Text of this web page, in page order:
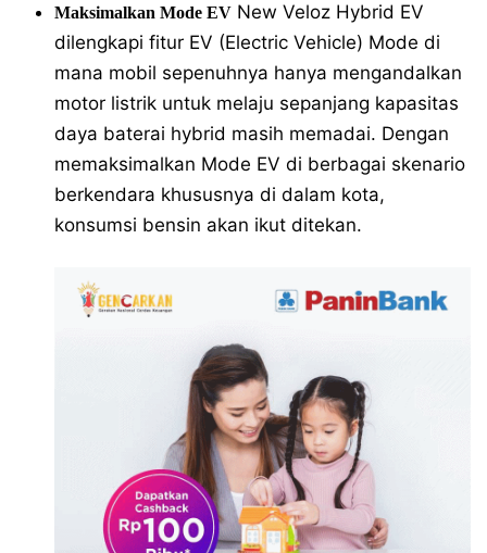
Maksimalkan Mode EV New Veloz Hybrid EV
dilengkapi fitur EV (Electric Vehicle) Mode di
mana mobil sepenuhnya hanya mengandalkan
motor listrik untuk melaju sepanjang kapasitas
daya baterai hybrid masih memadai. Dengan
memaksimalkan Mode EV di berbagai skenario
berkendara khususnya di dalam kota,
konsumsi bensin akan ikut ditekan.